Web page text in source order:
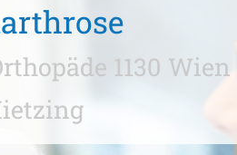
1130 Wien